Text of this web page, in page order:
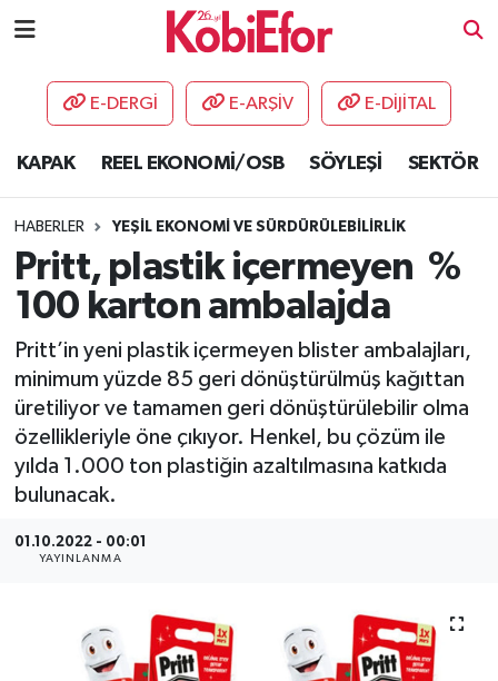
E-DERGİ E-ARŞİV E-DİJİTAL
KAPAK REEL EKONOMİ/OSB SÖYLEŞİ SEKTÖR
HABERLER YEŞİL EKONOMİ VE SÜRDÜRÜLEBİLİRLİK
Pritt, plastik içermeyen %
100 karton ambalajda
Pritt’in yeni plastik içermeyen blister ambalajları,
minimum yüzde 85 geri dönüştürülmüş kağıttan
üretiliyor ve tamamen geri dönüştürülebilir olma
özellikleriyle öne çıkıyor. Henkel, bu çözüm ile
yılda 1.000 ton plastiğin azaltılmasına katkıda
bulunacak.
01.10.2022 - 00:01
YAYINLANMA
AKADEMİ
DESTEK-TEŞVİK
ETKİNLİK
GÜNCEL
HABERLER
KAPAK
SEKTÖR
SÖYLEŞİ